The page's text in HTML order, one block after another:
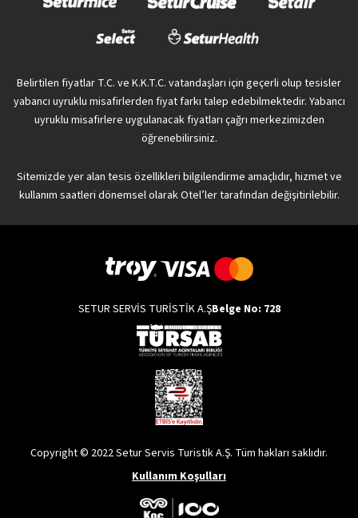
Belirtilen fiyatlar T.C. ve K.K.T.C. vatandaşları için geçerli olup tesisler
yabancı uyruklu misafirlerden fiyat farkı talep edebilmektedir. Yabancı
uyruklu misafirlere uygulanacak fiyatları çağrı merkezimizden
öğrenebilirsiniz.
Sitemizde yer alan tesis özellikleri bilgilendirme amaçlıdır, hizmet ve
kullanım saatleri dönemsel olarak Otel’ler tarafından değişitirilebilir.
SETUR SERVİS TURİSTİK A.ŞBelge No: 728
Copyright © 2022 Setur Servis Turistik A.Ş. Tüm hakları saklıdır.
Kullanım Koşulları